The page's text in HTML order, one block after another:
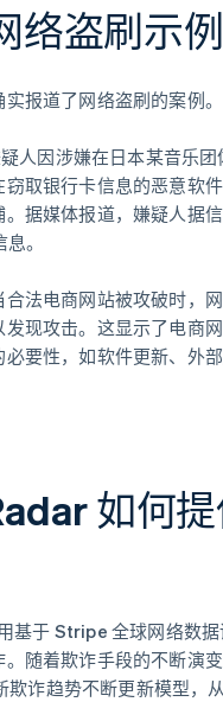
络盗刷示例
报道了网络盗刷的案例。
人因涉嫌在日本某音乐团
取银行卡信息的恶意软
据媒体报道，嫌疑人据
。
合法电商网站被攻破时，
现攻击。这显示了电商
要性，如软件更新、外
如何
基于 Stripe 全球网络数
。随着欺诈手段的不断演
欺诈趋势不断更新模型，